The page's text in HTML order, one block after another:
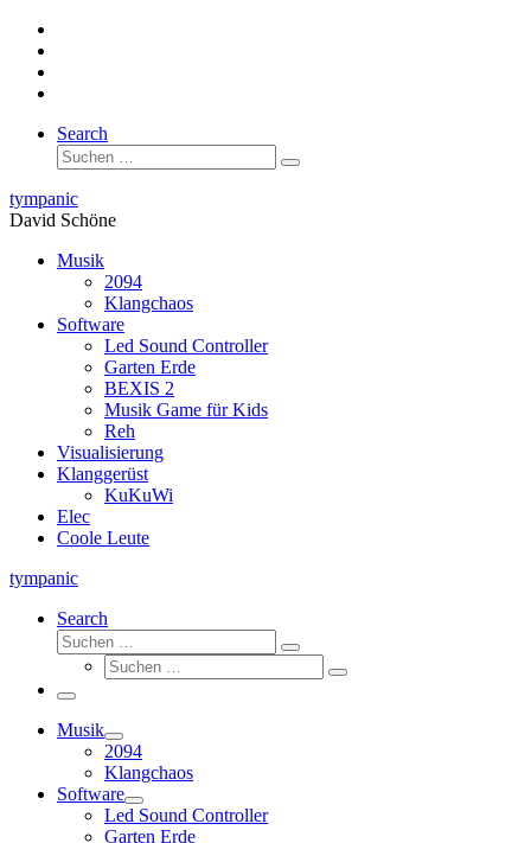
Zum
Inhalt
springen
Search
Suche
Suchen …
tympanic
David Schöne
Musik
2094
Klangchaos
Software
Led Sound Controller
Garten Erde
BEXIS 2
Musik Game für Kids
Reh
Visualisierung
Klanggerüst
KuKuWi
Elec
Coole Leute
tympanic
Search
Suche
Suchen …
Suche
Suchen …
Menü
Musik
2094
Klangchaos
Software
Led Sound Controller
Garten Erde